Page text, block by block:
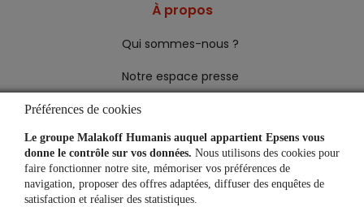
À propos
Qui sommes-nous ?
Notre espace presse
Une question, un besoin ?
Je suis un salarié
Préférences de cookies
Le groupe Malakoff Humanis auquel appartient Epsens vous
donne le contrôle sur vos données. Nous utilisons des cookies pour
faire fonctionner notre site, mémoriser vos préférences de
navigation, proposer des offres adaptées, diffuser des enquêtes de
satisfaction et réaliser des statistiques.